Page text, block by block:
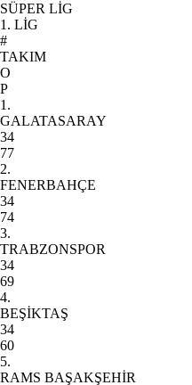
SÜPER LİG
1. LİG
#
TAKIM
O
P
1.
GALATASARAY
34
77
2.
FENERBAHÇE
34
74
3.
TRABZONSPOR
34
69
4.
BEŞİKTAŞ
34
60
5.
RAMS BAŞAKŞEHİR